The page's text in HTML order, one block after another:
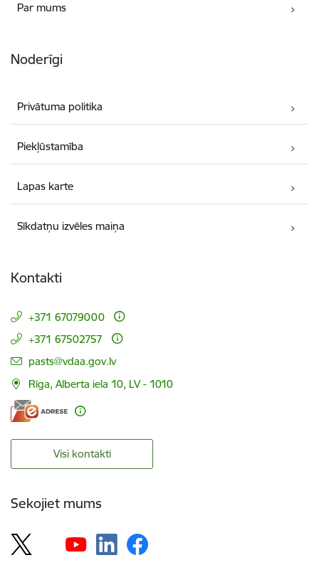
Par mums
Noderīgi
Privātuma politika
Piekļūstamība
Lapas karte
Sīkdatņu izvēles maiņa
Kontakti
+371 67079000
+371 67502757
E-pasts:
pasts@vdaa.gov.lv
Rīga, Alberta iela 10, LV - 1010
Visi kontakti
Sekojiet mums